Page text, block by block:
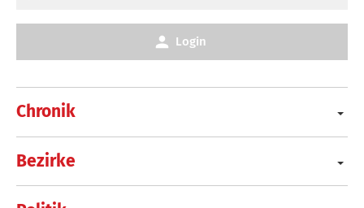
Chronik
Bezirke
Login